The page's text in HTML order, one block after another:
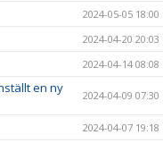
2024-05-05 18:00
2024-04-20 20:03
2024-04-14 08:08
en ny
2024-04-09 07:30
2024-04-07 19:18